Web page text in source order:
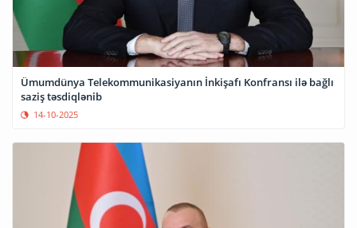
Ümumdünya Telekommunikasiyanın İnkişafı Konfransı ilə bağlı
saziş təsdiqlənib
14-10-2025